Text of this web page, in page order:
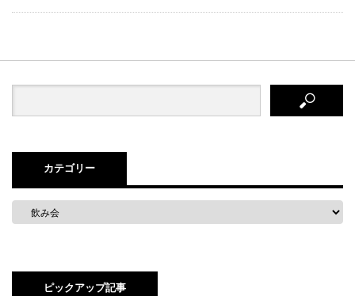
カテゴリー
ピックアップ記事